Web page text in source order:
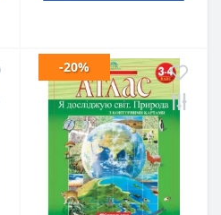
-20%